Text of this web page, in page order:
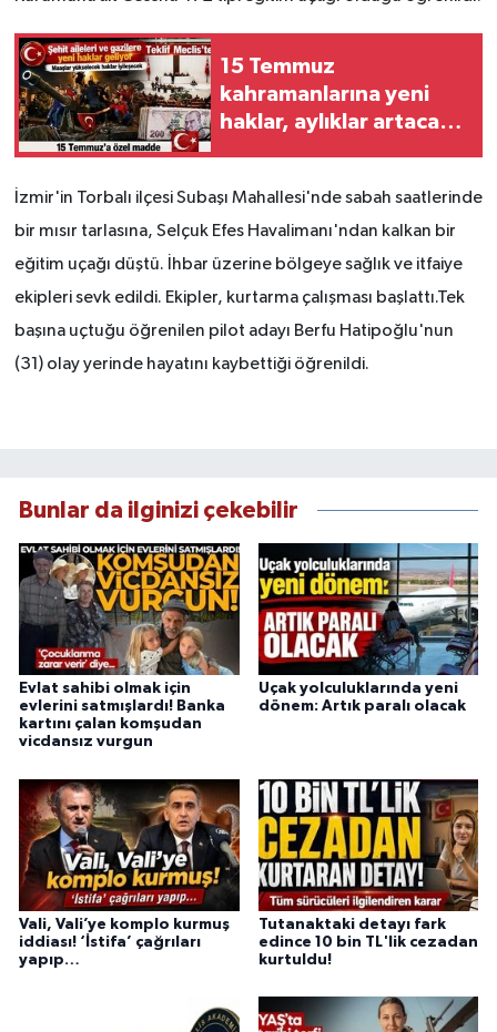
15 Temmuz
kahramanlarına yeni
haklar, aylıklar artacak
İzmir'in Torbalı ilçesi Subaşı Mahallesi'nde sabah saatlerinde
bir mısır tarlasına, Selçuk Efes Havalimanı'ndan kalkan bir
eğitim uçağı düştü. İhbar üzerine bölgeye sağlık ve itfaiye
ekipleri sevk edildi. Ekipler, kurtarma çalışması başlattı.Tek
başına uçtuğu öğrenilen pilot adayı Berfu Hatipoğlu'nun
(31) olay yerinde hayatını kaybettiği öğrenildi.
Bunlar da ilginizi çekebilir
Evlat sahibi olmak için
evlerini satmışlardı! Banka
kartını çalan komşudan
vicdansız vurgun
Uçak yolculuklarında yeni
dönem: Artık paralı olacak
Vali, Vali’ye komplo kurmuş
iddiası! ‘İstifa’ çağrıları
yapıp…
Tutanaktaki detayı fark
edince 10 bin TL'lik cezadan
kurtuldu!